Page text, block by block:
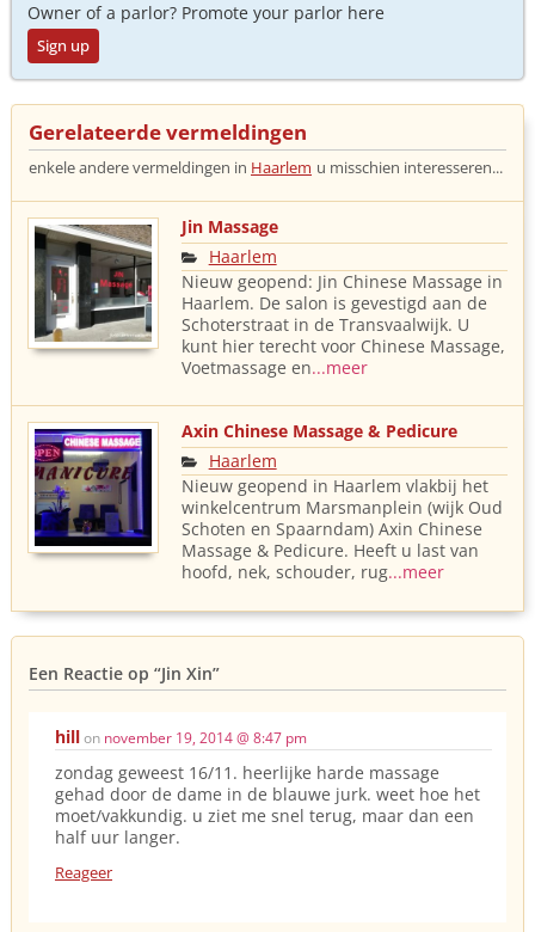
Owner of a parlor? Promote your parlor here
Sign up
Gerelateerde vermeldingen
enkele andere vermeldingen in Haarlem u misschien interesseren...
Jin Massage
Haarlem
Nieuw geopend: Jin Chinese Massage in
Haarlem. De salon is gevestigd aan de
Schoterstraat in de Transvaalwijk. U
kunt hier terecht voor Chinese Massage,
Voetmassage en...meer
Axin Chinese Massage & Pedicure
Haarlem
Nieuw geopend in Haarlem vlakbij het
winkelcentrum Marsmanplein (wijk Oud
Schoten en Spaarndam) Axin Chinese
Massage & Pedicure. Heeft u last van
hoofd, nek, schouder, rug...meer
Een Reactie op “Jin Xin”
hillon november 19, 2014 @ 8:47 pm
zondag geweest 16/11. heerlijke harde massage
gehad door de dame in de blauwe jurk. weet hoe het
moet/vakkundig. u ziet me snel terug, maar dan een
half uur langer.
Reageer